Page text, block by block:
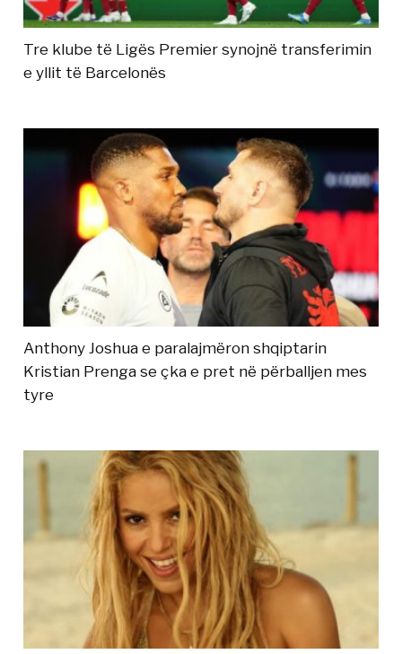
Tre klube të Ligës Premier synojnë transferimin
e yllit të Barcelonës
Anthony Joshua e paralajmëron shqiptarin
Kristian Prenga se çka e pret në përballjen mes
tyre